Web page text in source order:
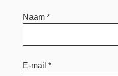
Naam *
E-mail *